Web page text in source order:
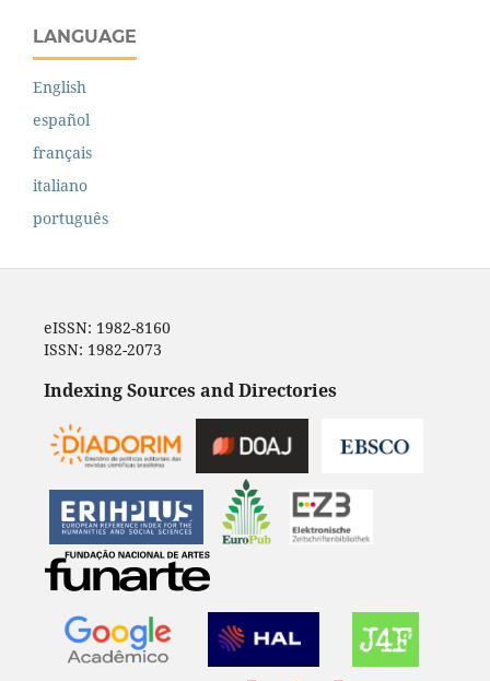
LANGUAGE
English
español
français
italiano
português
eISSN: 1982-8160
ISSN: 1982-2073
Indexing Sources and Directories